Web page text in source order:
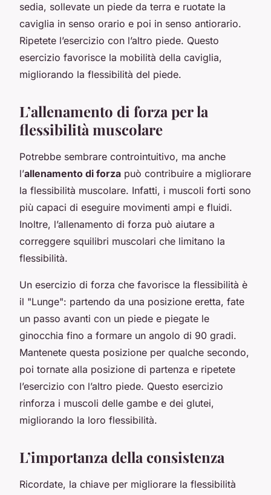
sedia, sollevate un piede da terra e ruotate la
caviglia in senso orario e poi in senso antiorario.
Ripetete l’esercizio con l’altro piede. Questo
esercizio favorisce la mobilità della caviglia,
migliorando la flessibilità del piede.
L’allenamento di forza per la
flessibilità muscolare
Potrebbe sembrare controintuitivo, ma anche
l’allenamento di forza può contribuire a migliorare
la flessibilità muscolare. Infatti, i muscoli forti sono
più capaci di eseguire movimenti ampi e fluidi.
Inoltre, l’allenamento di forza può aiutare a
correggere squilibri muscolari che limitano la
flessibilità.
Un esercizio di forza che favorisce la flessibilità è
il "Lunge": partendo da una posizione eretta, fate
un passo avanti con un piede e piegate le
ginocchia fino a formare un angolo di 90 gradi.
Mantenete questa posizione per qualche secondo,
poi tornate alla posizione di partenza e ripetete
l’esercizio con l’altro piede. Questo esercizio
rinforza i muscoli delle gambe e dei glutei,
migliorando la loro flessibilità.
L’importanza della consistenza
Ricordate, la chiave per migliorare la flessibilità